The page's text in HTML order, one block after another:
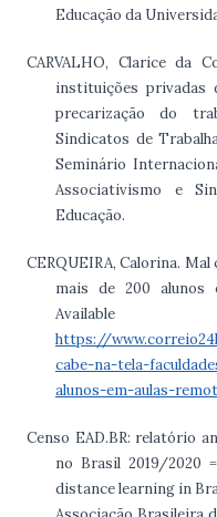
Educação da
CARVALHO, Clarice da
instituições privadas
precarização do
Sindicatos de
Seminário
Associativismo e
Educação.
CERQUEIRA, Calorina.
mais de 200 alunos
https://
cabe-na-tela-
alunos-em-aulas-
Censo EAD.BR: relatório
no Brasil 2019/2020
distance learning in